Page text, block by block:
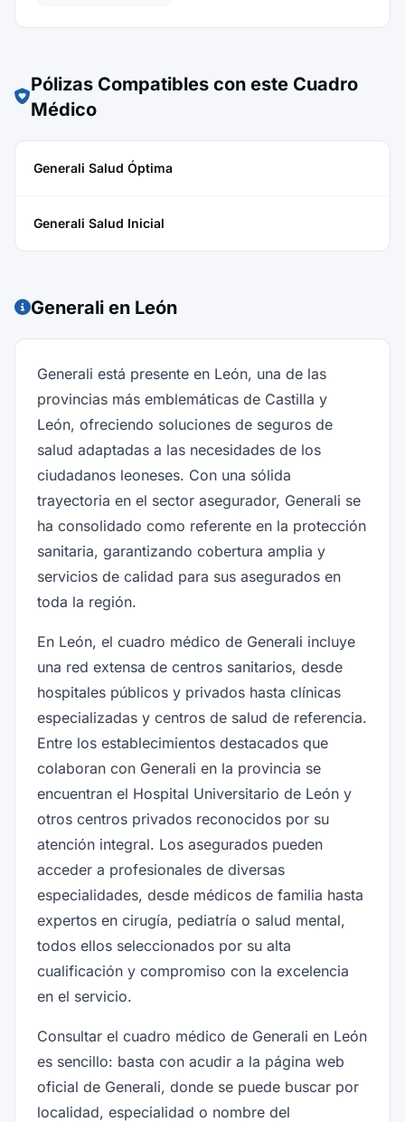
Pólizas Compatibles con este Cuadro
Médico
Generali Salud Óptima
Generali Salud Inicial
Generali en León
Generali está presente en León, una de las
provincias más emblemáticas de Castilla y
León, ofreciendo soluciones de seguros de
salud adaptadas a las necesidades de los
ciudadanos leoneses. Con una sólida
trayectoria en el sector asegurador, Generali se
ha consolidado como referente en la protección
sanitaria, garantizando cobertura amplia y
servicios de calidad para sus asegurados en
toda la región.
En León, el cuadro médico de Generali incluye
una red extensa de centros sanitarios, desde
hospitales públicos y privados hasta clínicas
especializadas y centros de salud de referencia.
Entre los establecimientos destacados que
colaboran con Generali en la provincia se
encuentran el Hospital Universitario de León y
otros centros privados reconocidos por su
atención integral. Los asegurados pueden
acceder a profesionales de diversas
especialidades, desde médicos de familia hasta
expertos en cirugía, pediatría o salud mental,
todos ellos seleccionados por su alta
cualificación y compromiso con la excelencia
en el servicio.
Consultar el cuadro médico de Generali en León
es sencillo: basta con acudir a la página web
oficial de Generali, donde se puede buscar por
localidad, especialidad o nombre del